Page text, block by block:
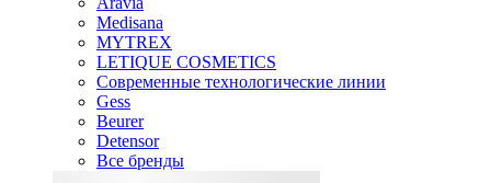
Medisana
MYTREX
LETIQUE COSMETICS
Современные технологические линии
Gess
Beurer
Detensor
Все бренды